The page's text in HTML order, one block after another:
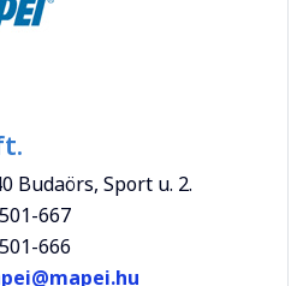
Budaörs, Sport u. 2.
667
666